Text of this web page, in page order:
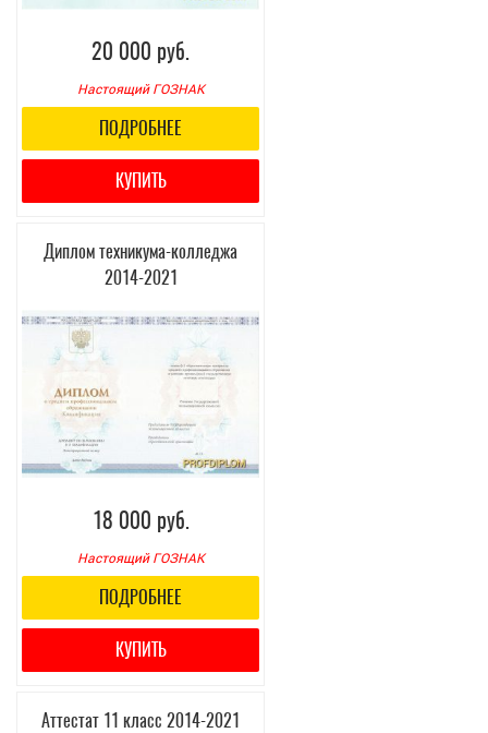
20 000 руб.
Настоящий ГОЗНАК
ПОДРОБНЕЕ
КУПИТЬ
Диплом техникума-колледжа
2014-2021
18 000 руб.
Настоящий ГОЗНАК
ПОДРОБНЕЕ
КУПИТЬ
Аттестат 11 класс 2014-2021